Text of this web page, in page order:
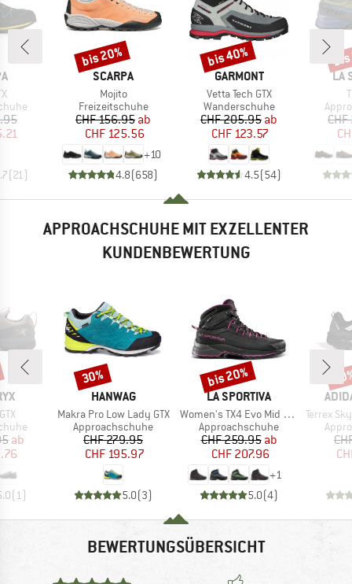
Preis
(21 )
MARKE
SCARPA
Artikel
Mojito
Produktgruppe
Freizeitschuhe
Preis
CHF 156.95reduzierter Preis
ab
CHF 125.56
+10
4.8(658)
Rabatt
bis 20%
MARKE
GARMONT
Artikel
Vetta Tech GTX
Produktgruppe
Wanderschuhe
Preis
CHF 205.95reduzierter Preis
ab
CHF 123.57
4.5(54)
Rabatt
bis 40%
LA
APPROACHSCHUHE MIT EXZELLENTER
KUNDENBEWERTUNG
Preis
ab
(1)
MARKE
HANWAG
Artikel
Makra Pro Low Lady GTX
Produktgruppe
Approachschuhe
Preis
CHF 279.95reduzierter Preis
CHF 195.97
5.0(3)
Rabatt
30%
MARKE
LA SPORTIVA
Artikel
Women's TX4 Evo Mid GTX
Produktgruppe
Approachschuhe
Preis
CHF 259.95reduzierter Preis
ab
CHF 207.96
+1
5.0(4)
Rabatt
bis 20%
Artikel
Terrex
BEWERTUNGSÜBERSICHT